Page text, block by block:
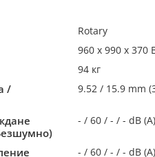
Rotary
960 x 990 x
94 кг
/
9.52 / 15.9 mm
- / 60 / - / - dB (A)
- / 60 / - / - dB (A)